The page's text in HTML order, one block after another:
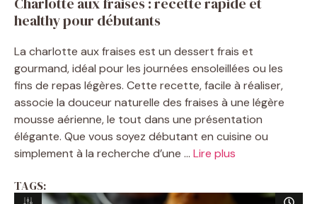
healthy pour débutants
La charlotte aux fraises est un dessert frais et
gourmand, idéal pour les journées ensoleillées ou les
fins de repas légères. Cette recette, facile à réaliser,
associe la douceur naturelle des fraises à une légère
mousse aérienne, le tout dans une présentation
élégante. Que vous soyez débutant en cuisine ou
simplement à la recherche d’une ... Lire plus
TAGS: